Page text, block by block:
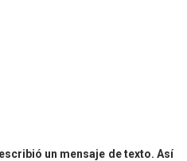
un mensaje de texto. Así